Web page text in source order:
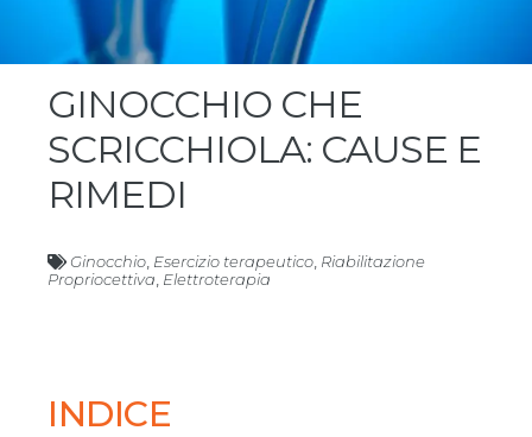
GINOCCHIO CHE
SCRICCHIOLA: CAUSE E
RIMEDI
Ginocchio Esercizio terapeutico Riabilitazione
Propriocettiva Elettroterapia
INDICE